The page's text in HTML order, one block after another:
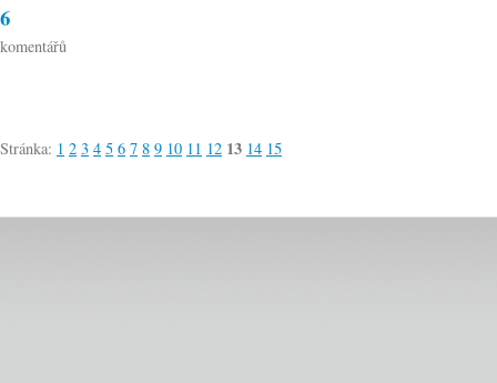
6
komentářů
Stránka: 1 2 3 4 5 6 7 8 9 10 11 12 13 14 15